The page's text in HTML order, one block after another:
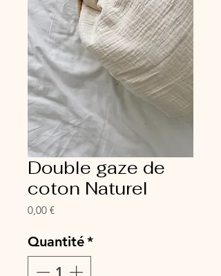
Double gaze de
coton Naturel
0,00 €Prix
Quantité*